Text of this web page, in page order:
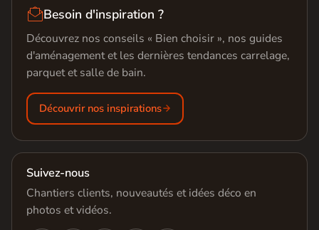
Besoin d'inspiration ?
Découvrez nos conseils « Bien choisir », nos guides
d'aménagement et les dernières tendances carrelage,
parquet et salle de bain.
Découvrir nos inspirations
Suivez-nous
Chantiers clients, nouveautés et idées déco en
photos et vidéos.